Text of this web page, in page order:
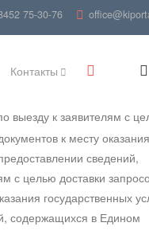
75-30-76
Контакты
выезду к заявителям с
к месту оказания
сведений,
с целью доставки
государственных
содержащихся в Едином